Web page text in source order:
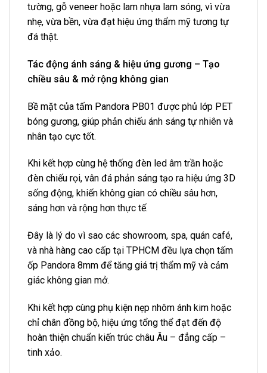
tường, gỗ veneer hoặc lam nhựa lam sóng, vì vừa
nhẹ, vừa bền, vừa đạt hiệu ứng thẩm mỹ tương tự
đá thật.
Tác động ánh sáng & hiệu ứng gương – Tạo
chiều sâu & mở rộng không gian
Bề mặt của tấm Pandora PB01 được phủ lớp PET
bóng gương, giúp phản chiếu ánh sáng tự nhiên và
nhân tạo cực tốt.
Khi kết hợp cùng hệ thống đèn led âm trần hoặc
đèn chiếu rọi, vân đá phản sáng tạo ra hiệu ứng 3D
sống động, khiến không gian có chiều sâu hơn,
sáng hơn và rộng hơn thực tế.
Đây là lý do vì sao các showroom, spa, quán café,
và nhà hàng cao cấp tại TPHCM đều lựa chọn tấm
ốp Pandora 8mm để tăng giá trị thẩm mỹ và cảm
giác không gian mở.
Khi kết hợp cùng phụ kiện nẹp nhôm ánh kim hoặc
chỉ chân đồng bộ, hiệu ứng tổng thể đạt đến độ
hoàn thiện chuẩn kiến trúc châu Âu – đẳng cấp –
tinh xảo.